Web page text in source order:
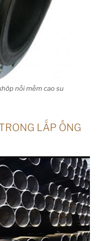
nối mềm cao su
LẮP ỐNG